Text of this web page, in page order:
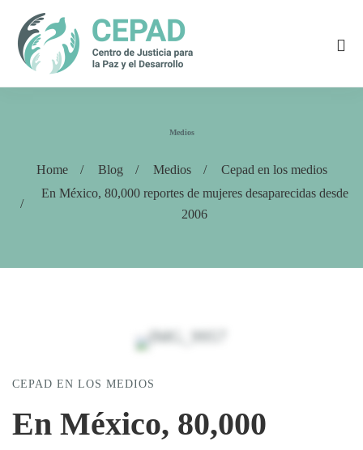
Medios
Home Blog Medios
Cepad en los medios
En México, 80,000 reportes de mujeres desaparecidas desde
2006
México,
CEPAD EN LOS MEDIOS
En México, 80,000